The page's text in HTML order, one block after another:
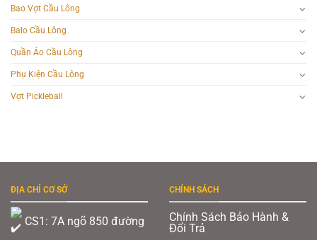
Bao Vợt Cầu Lông
Balo Cầu Lông
Quần Áo Cầu Lông
Phụ Kiện Cầu Lông
Vợt Pickleball
ĐỊA CHỈ CƠ SỞ
CS1: 7A ngõ 850 đường
CHÍNH SÁCH
Chính Sách Bảo Hành &
Đổi Trả